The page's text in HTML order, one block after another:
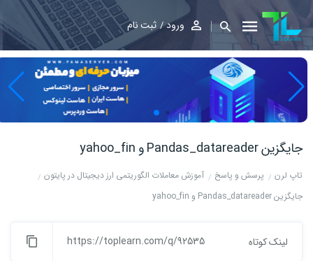
ورود ثبت نام
جایگزین Pandas_datareader و yahoo_fin
تاپ لرن پرسش و پاسخ
آموزش معاملات الگوریتمی ارز دیجیتال در پایتون
جایگزین Pandas_datareader و yahoo_fin
لینک کوتاه https://toplearn.com/q/92535